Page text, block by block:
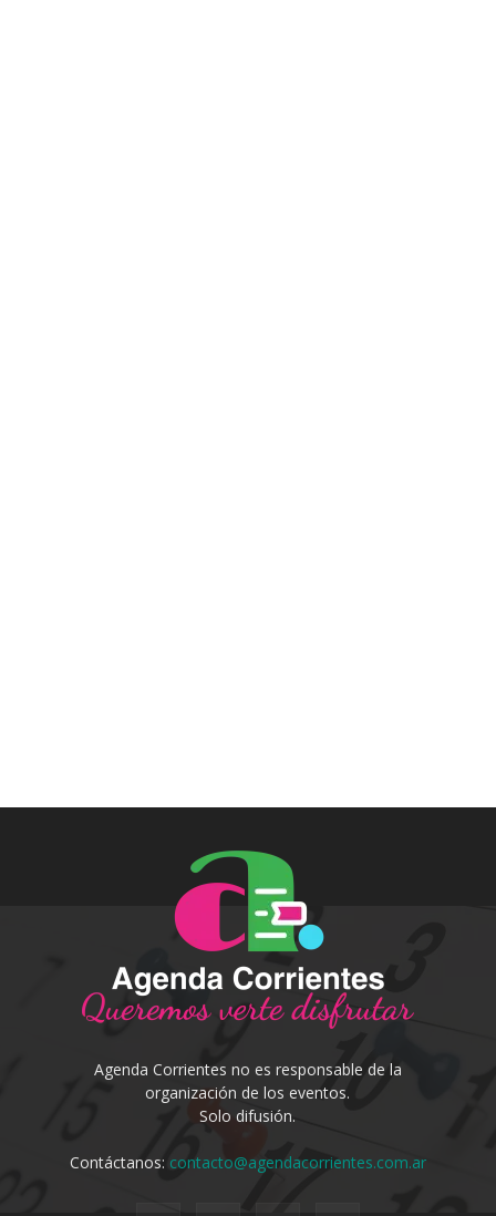
Agenda Corrientes no es responsable de la
organización de los eventos.
Solo difusión.
Contáctanos: contacto@agendacorrientes.com.ar